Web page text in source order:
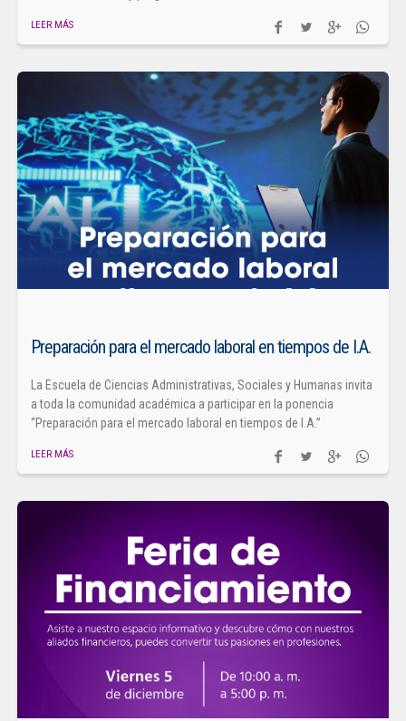
LEER MÁS
Preparación para el mercado laboral en tiempos de I.A.
La Escuela de Ciencias Administrativas, Sociales y Humanas invita
a toda la comunidad académica a participar en la ponencia
“Preparación para el mercado laboral en tiempos de I.A.”
LEER MÁS